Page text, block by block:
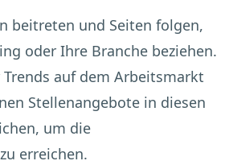
beitreten und Seiten folgen,
oder Ihre Branche beziehen.
Trends auf dem Arbeitsmarkt
Stellenangebote in diesen
um die
erreichen.